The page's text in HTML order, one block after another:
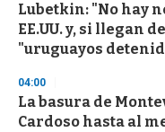
Lubetkin: "No hay
EE.UU. y, si llegan
"uruguayos
04:00
La basura de
Cardoso hasta al